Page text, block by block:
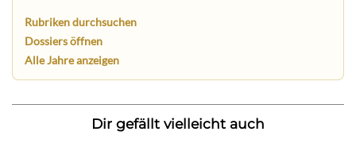
Rubriken durchsuchen
Dossiers öffnen
Alle Jahre anzeigen
Dir gefällt vielleicht auch